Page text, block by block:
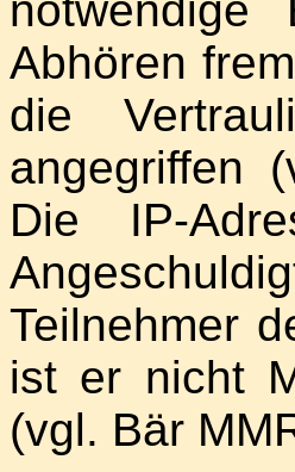
Abhören
die
angegriffen
Die IP-
Teilnehmer
ist er nicht
(vgl. Bär